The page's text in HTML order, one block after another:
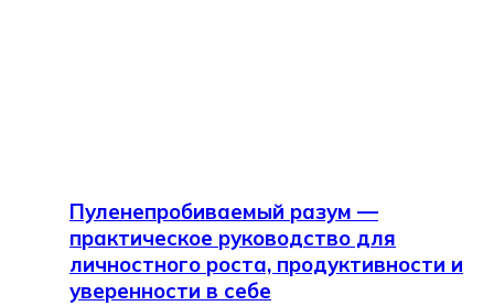
Пуленепробиваемый разум —
практическое руководство для
личностного роста, продуктивности и
уверенности в себе